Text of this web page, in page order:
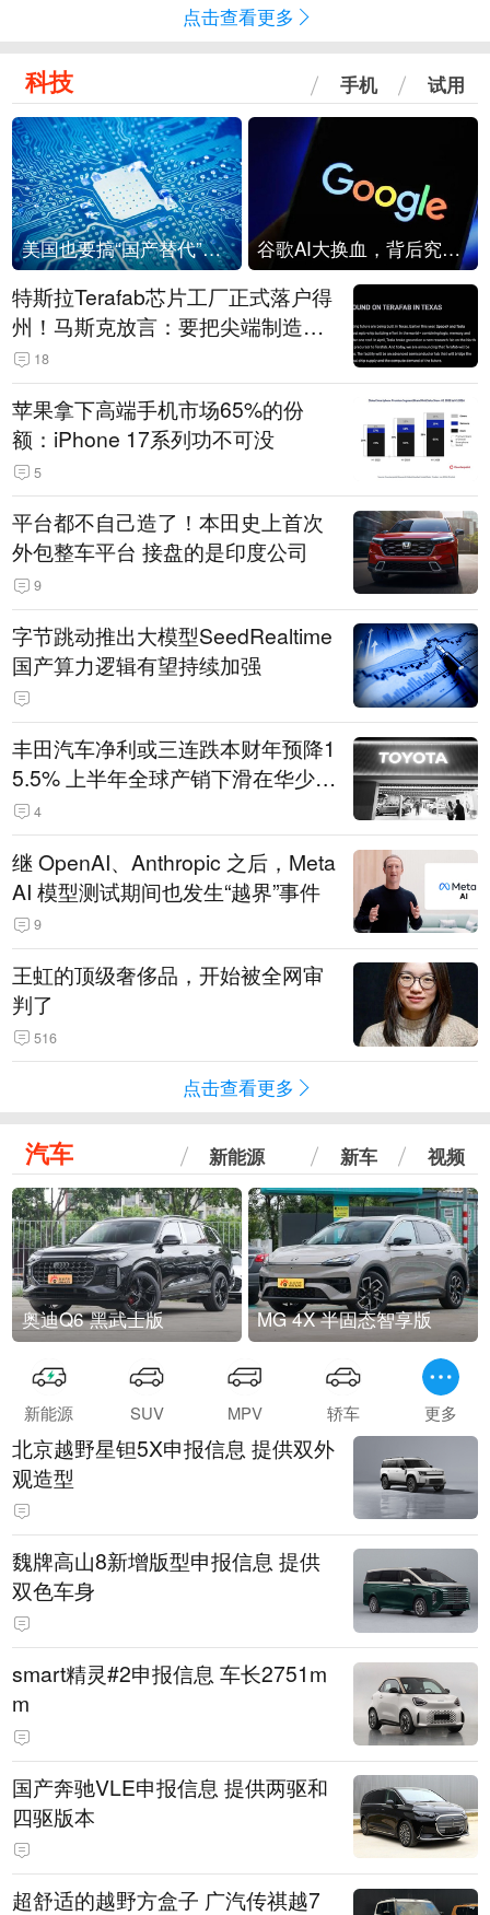
点击查看更多
科技 手机 试用
美国也要搞“国产替代”？先算清三笔账 谷歌AI大换血，背后究竟发生了什么？
特斯拉Terafab芯片工厂正式落户得
州！马斯克放言：要把尖端制造带
回美国
18
苹果拿下高端手机市场65%的份
额：iPhone 17系列功不可没
5
平台都不自己造了！本田史上首次
外包整车平台 接盘的是印度公司
9
字节跳动推出大模型SeedRealtime
国产算力逻辑有望持续加强
丰田汽车净利或三连跌本财年预降1
5.5% 上半年全球产销下滑在华少卖
14.3万辆
4
继 OpenAI、Anthropic 之后，Meta
AI 模型测试期间也发生“越界”事件
9
王虹的顶级奢侈品，开始被全网审
判了
516
点击查看更多
汽车 新能源 新车 视频
奥迪Q6 黑武士版 MG 4X 半固态智享版
新能源 SUV MPV 轿车 更多
北京越野星钽5X申报信息 提供双外
观造型
魏牌高山8新增版型申报信息 提供
双色车身
smart精灵#2申报信息 车长2751m
m
国产奔驰VLE申报信息 提供两驱和
四驱版本
超舒适的越野方盒子 广汽传祺越7